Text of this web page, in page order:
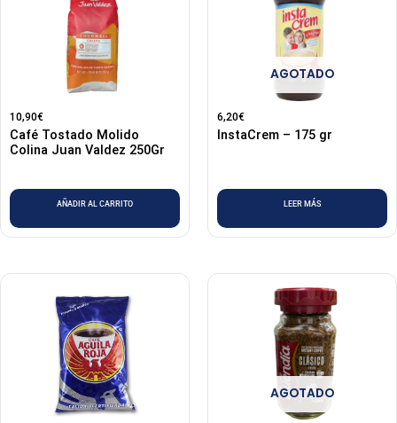
10,90€
Café Tostado Molido
Colina Juan Valdez 250Gr
AÑADIR AL CARRITO
AGOTADO
6,20€
InstaCrem – 175 gr
LEER MÁS
AGOTADO